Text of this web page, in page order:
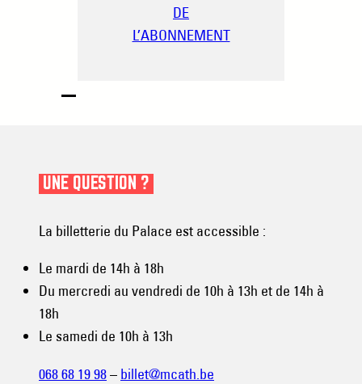
DE
L’ABONNEMENT
UNE QUESTION ?
La billetterie du Palace est accessible :
Le mardi de 14h à 18h
Du mercredi au vendredi de 10h à 13h et de 14h à
18h
Le samedi de 10h à 13h
068 68 19 98– billet@mcath.be